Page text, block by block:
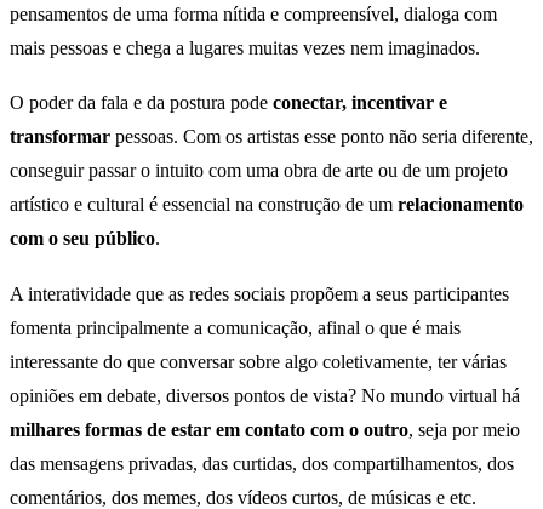
pensamentos de uma forma nítida e compreensível, dialoga com
mais pessoas e chega a lugares muitas vezes nem imaginados.
O poder da fala e da postura pode conectar, incentivar e
transformar pessoas. Com os artistas esse ponto não seria diferente,
conseguir passar o intuito com uma obra de arte ou de um projeto
artístico e cultural é essencial na construção de um relacionamento
com o seu público.
A interatividade que as redes sociais propõem a seus participantes
fomenta principalmente a comunicação, afinal o que é mais
interessante do que conversar sobre algo coletivamente, ter várias
opiniões em debate, diversos pontos de vista? No mundo virtual há
milhares formas de estar em contato com o outro, seja por meio
das mensagens privadas, das curtidas, dos compartilhamentos, dos
comentários, dos memes, dos vídeos curtos, de músicas e etc.